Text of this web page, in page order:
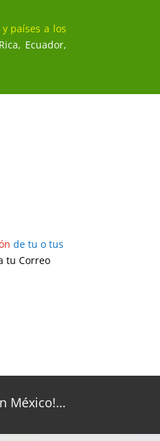
países a los
Ecuador,
de tu o tus
tu Correo
México!…